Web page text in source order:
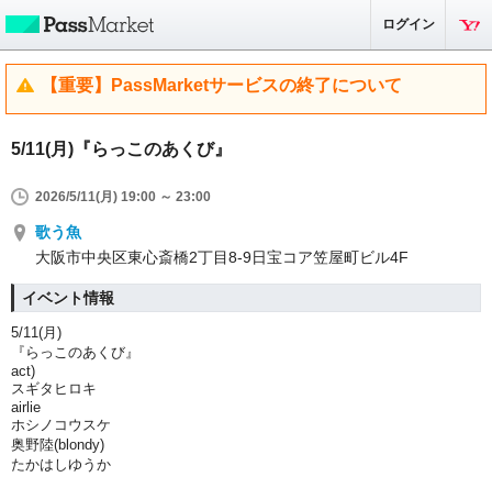
ログイン
【重要】PassMarketサービスの終了について
5/11(月)『らっこのあくび』
2026/5/11(月) 19:00 ～ 23:00
歌う魚
大阪市中央区東心斎橋2丁目8-9日宝コア笠屋町ビル4F
イベント情報
5/11(月)
『らっこのあくび』
act)
スギタヒロキ
airlie
ホシノコウスケ
奥野陸(blondy)
たかはしゆうか